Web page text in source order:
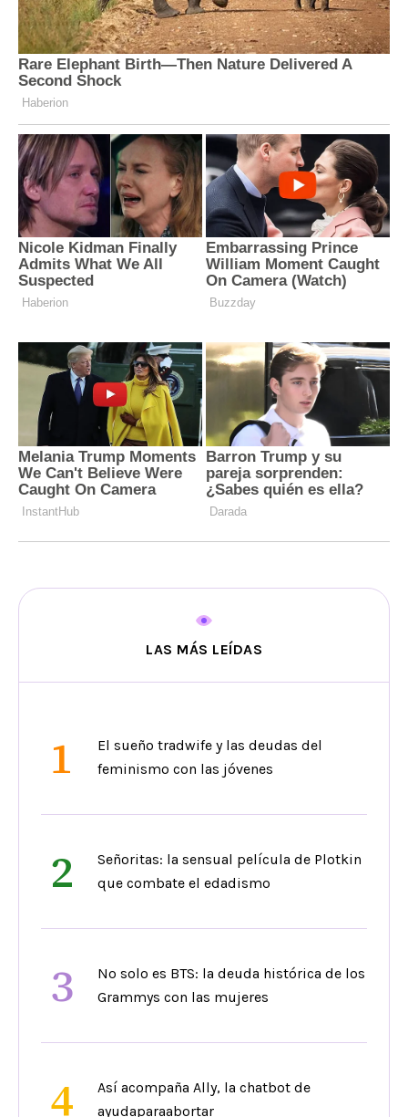
LAS MÁS LEÍDAS
1
El sueño tradwife y las deudas del
feminismo con las jóvenes
2
Señoritas: la sensual película de Plotkin
que combate el edadismo
3
No solo es BTS: la deuda histórica de los
Grammys con las mujeres
4
Así acompaña Ally, la chatbot de
ayudaparaabortar